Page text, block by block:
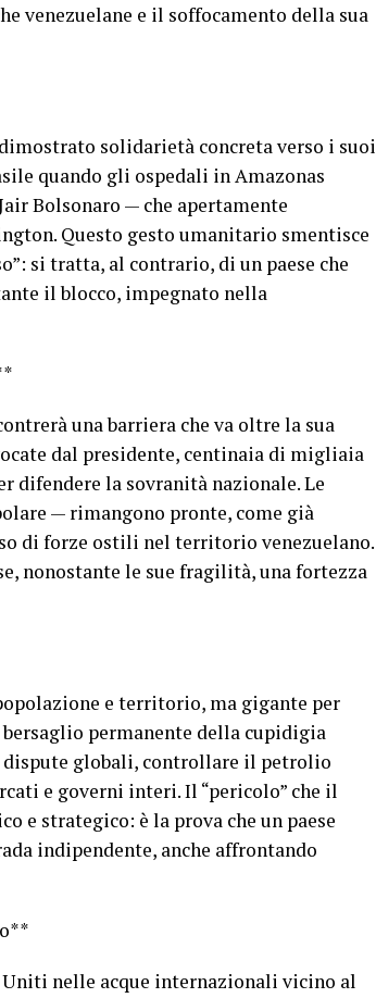
venezuelane e il soffocamento della sua
solidarietà concreta verso i suoi
quando gli ospedali in Amazonas
Bolsonaro — che apertamente
Questo gesto umanitario smentisce
si tratta, al contrario, di un paese che
il blocco, impegnato nella
una barriera che va oltre la sua
dal presidente, centinaia di migliaia
difendere la sovranità nazionale. Le
— rimangono pronte, come già
di forze ostili nel territorio venezuelano.
nonostante le sue fragilità, una fortezza
e territorio, ma gigante per
permanente della cupidigia
globali, controllare il petrolio
e governi interi. Il “pericolo” che il
e strategico: è la prova che un paese
indipendente, anche affrontando
nelle acque internazionali vicino al